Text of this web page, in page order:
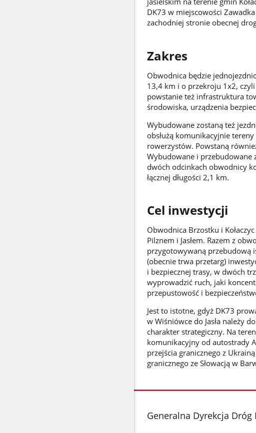
DK73 w miejscowości
zachodniej stronie obecnej
Zakres
Obwodnica będzie
13,4 km i o przekroju 1x2,
powstanie też infrastruktura
środowiska, urządzenia
Wybudowane zostaną też
obsłużą komunikacyjnie
rowerzystów. Powstaną
Wybudowane i przebudowane
dwóch odcinkach obwodnicy
łącznej długości 2,1 km.
Cel inwestycji
Obwodnica Brzostku i
Pilznem i Jasłem. Razem z
przygotowywaną przebudową
(obecnie trwa przetarg)
i bezpiecznej trasy, w dwóch
wyprowadzić ruch, jaki
przepustowość i
Jest to istotne, gdyż DK73
w Wiśniówce do Jasła należy
charakter strategiczny. Na
komunikacyjny od autostrady
przejścia granicznego z
granicznego ze Słowacją w
stopka
Generalna Dyrekcja Dróg